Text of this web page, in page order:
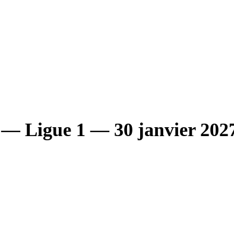
— Ligue 1 — 30 janvier